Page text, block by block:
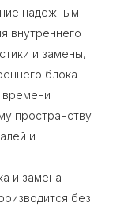
надежным
внутреннего
и замены,
блока
пространству
и
и замена
без